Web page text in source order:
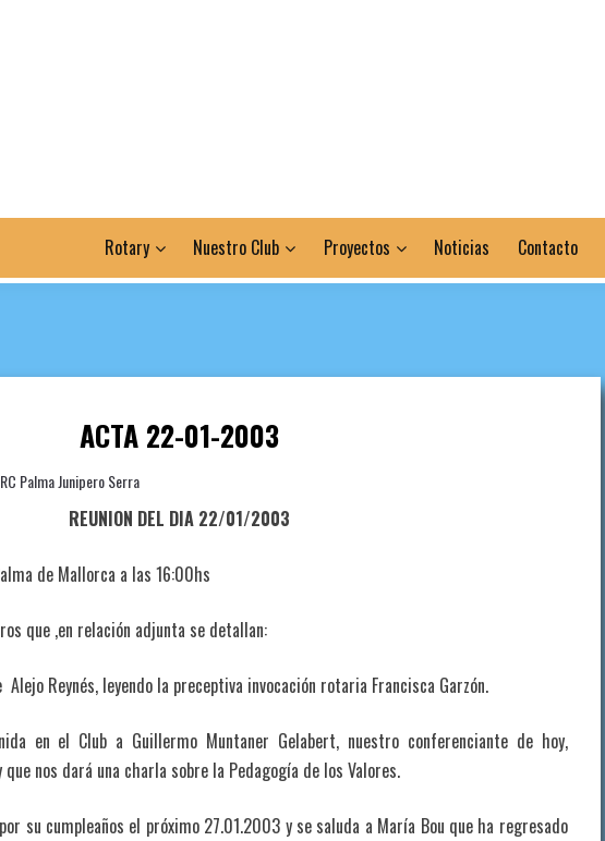
Rotary Nuestro Club Proyectos Noticias Contacto
ACTA 22-01-2003
Palma Junipero Serra
REUNION DEL DIA 22/01/2003
de Mallorca a las 16:00hs
que ,en relación adjunta se detallan:
Reynés, leyendo la preceptiva invocación rotaria Francisca Garzón.
en el Club a Guillermo Muntaner Gelabert, nuestro conferenciante de hoy,
nos dará una charla sobre la Pedagogía de los Valores.
su cumpleaños el próximo 27.01.2003 y se saluda a María Bou que ha regresado